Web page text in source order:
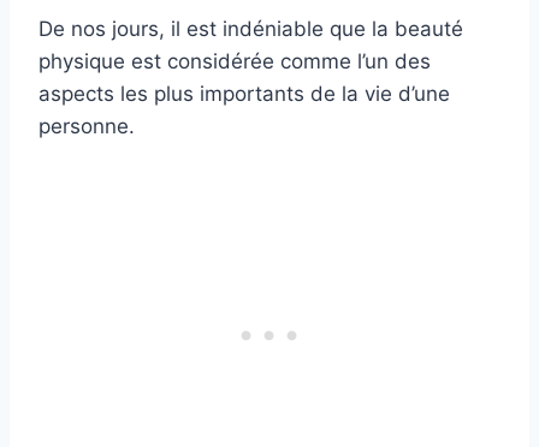
De nos jours, il est indéniable que la beauté
physique est considérée comme l’un des
aspects les plus importants de la vie d’une
personne.